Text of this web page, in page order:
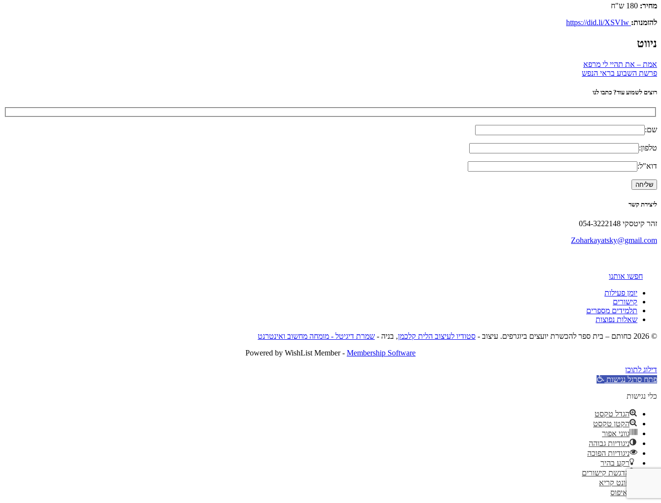
מחיר:
להזמנות:
ניווט
אמת – את תהיי לי מרפא
פרשת השבוע בראי הנפש
רוצים לשמוע עוד? כתבו לנו
שם:
טלפון:
דוא"ל:
ליצירת קשר
זהר קיטסקי 054-3222148
Zoharkayatsky@gmail.com
חפשו אותנו
יומן פעילות
קישורים
תלמידים מספרים
שאלות נפוצות
© 2026 כחותם – בית ספר להכשרת יועצים ביוגרפים. עיצוב -
סטודיו לעיצוב הלית קלכמן, בניה - שמרת דיגיטל - מומחה מחשוב ואינטרנט
Powered by WishList Member - Membership Software
דילוג לתוכן
פתח סרגל נגישות
כלי נגישות
הגדל טקסט
הקטן טקסט
גווני אפור
ניגודיות גבוהה
ניגודיות הפוכה
רקע בהיר
הדגשת קישורים
פונט קריא
איפוס